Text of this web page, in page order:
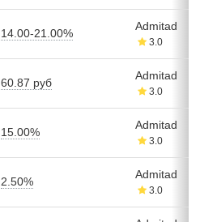
14.00-21.00%
Admitad
3.0
60.87 руб
Admitad
3.0
15.00%
Admitad
3.0
2.50%
Admitad
3.0